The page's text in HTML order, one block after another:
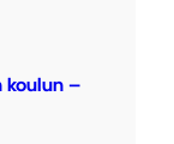
koulun –